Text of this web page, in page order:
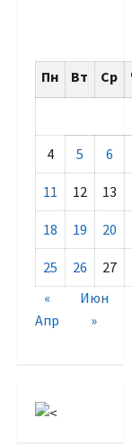
Пн Вт Ср
4 5 6
11 12 13
18 19 20
25 26 27
«
Апр
Июн
»